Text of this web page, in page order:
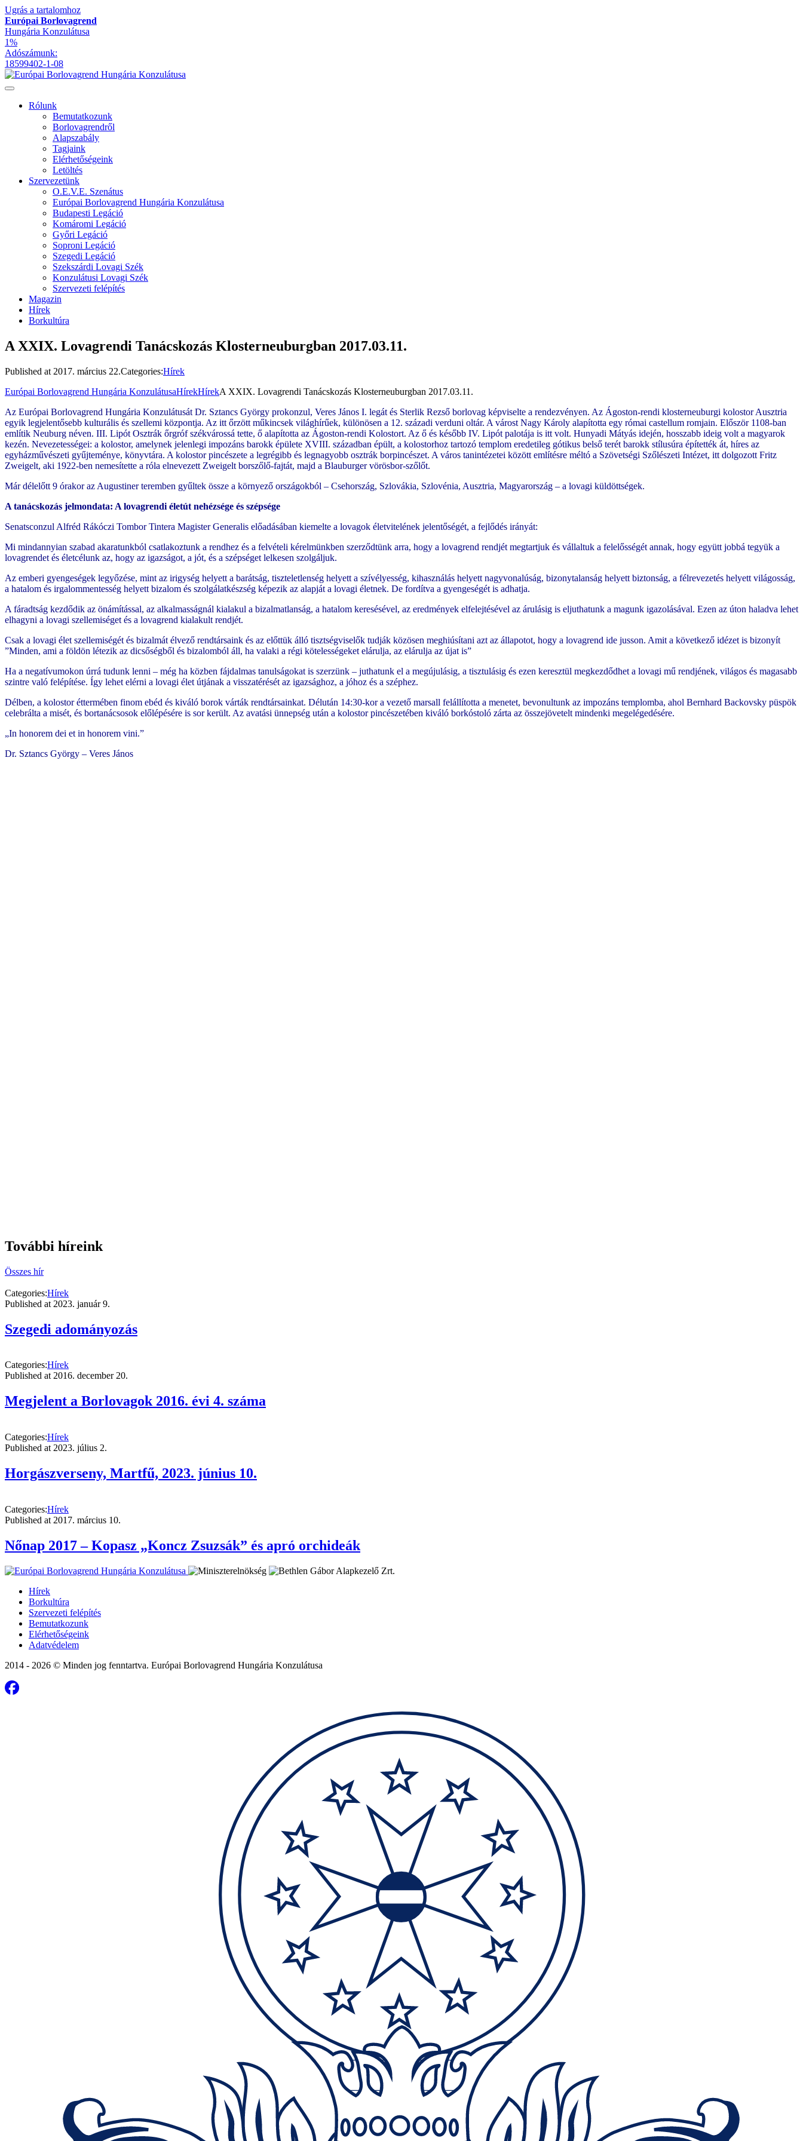
Ugrás a tartalomhoz
Európai Borlovagrend
Hungária Konzulátusa
1%
Adószámunk:
18599402-1-08
Rólunk
Bemutatkozunk
Borlovagrendről
Alapszabály
Tagjaink
Elérhetőségeink
Letöltés
Szervezetünk
O.E.V.E. Szenátus
Európai Borlovagrend Hungária Konzulátusa
Budapesti Legáció
Komáromi Legáció
Győri Legáció
Soproni Legáció
Szegedi Legáció
Szekszárdi Lovagi Szék
Konzulátusi Lovagi Szék
Szervezeti felépítés
Magazin
Hírek
Borkultúra
A XXIX. Lovagrendi Tanácskozás Klosterneuburgban 2017.03.11.
Published at 2017. március 22.Categories:Hírek
Európai Borlovagrend Hungária KonzulátusaHírekHírekA XXIX. Lovagrendi Tanácskozás Klosterneuburgban 2017.03.11.
Az Európai Borlovagrend Hungária Konzulátusát Dr. Sztancs György prokonzul, Veres János I. legát és Sterlik Rezső borlovag képviselte a rendezvényen. Az Ágoston-rendi klosterneuburgi kolostor Ausztria
egyik legjelentősebb kulturális és szellemi központja. Az itt őrzött műkincsek világhírűek, különösen a 12. századi verduni oltár. A várost Nagy Károly alapította egy római castellum romjain. Először 1108-ban
említik Neuburg néven. III. Lipót Osztrák őrgróf székvárossá tette, ő alapította az Ágoston-rendi Kolostort. Az ő és később IV. Lipót palotája is itt volt. Hunyadi Mátyás idején, hosszabb ideig volt a magyarok
kezén. Nevezetességei: a kolostor, amelynek jelenlegi impozáns barokk épülete XVIII. században épült, a kolostorhoz tartozó templom eredetileg gótikus belső terét barokk stílusúra építették át, híres az
egyházművészeti gyűjteménye, könyvtára. A kolostor pincészete a legrégibb és legnagyobb osztrák borpincészet. A város tanintézetei között említésre méltó a Szövetségi Szőlészeti Intézet, itt dolgozott Fritz
Zweigelt, aki 1922-ben nemesítette a róla elnevezett Zweigelt borszőlő-fajtát, majd a Blauburger vörösbor-szőlőt.
Már délelőtt 9 órakor az Augustiner teremben gyűltek össze a környező országokból – Csehország, Szlovákia, Szlovénia, Ausztria, Magyarország – a lovagi küldöttségek.
A tanácskozás jelmondata: A lovagrendi életút nehézsége és szépsége
Senatsconzul Alfréd Rákóczi Tombor Tintera Magister Generalis előadásában kiemelte a lovagok életvitelének jelentőségét, a fejlődés irányát:
Mi mindannyian szabad akaratunkból csatlakoztunk a rendhez és a felvételi kérelmünkben szerződtünk arra, hogy a lovagrend rendjét megtartjuk és vállaltuk a felelősségét annak, hogy együtt jobbá tegyük a
lovagrendet és életcélunk az, hogy az igazságot, a jót, és a szépséget lelkesen szolgáljuk.
Az emberi gyengeségek legyőzése, mint az irigység helyett a barátság, tiszteletlenség helyett a szívélyesség, kihasználás helyett nagyvonalúság, bizonytalanság helyett biztonság, a félrevezetés helyett világosság,
a hatalom és irgalommentesség helyett bizalom és szolgálatkészség képezik az alapját a lovagi életnek. De fordítva a gyengeségét is adhatja.
A fáradtság kezdődik az önámítással, az alkalmasságnál kialakul a bizalmatlanság, a hatalom keresésével, az eredmények elfelejtésével az árulásig is eljuthatunk a magunk igazolásával. Ezen az úton haladva lehet
elhagyni a lovagi szellemiséget és a lovagrend kialakult rendjét.
Csak a lovagi élet szellemiségét és bizalmát élvező rendtársaink és az előttük álló tisztségviselők tudják közösen meghiúsítani azt az állapotot, hogy a lovagrend ide jusson. Amit a következő idézet is bizonyít
”Minden, ami a földön létezik az dicsőségből és bizalomból áll, ha valaki a régi kötelességeket elárulja, az elárulja az újat is”
Ha a negatívumokon úrrá tudunk lenni – még ha közben fájdalmas tanulságokat is szerzünk – juthatunk el a megújulásig, a tisztulásig és ezen keresztül megkezdődhet a lovagi mű rendjének, világos és magasabb
szintre való felépítése. Így lehet elérni a lovagi élet útjának a visszatérését az igazsághoz, a jóhoz és a széphez.
Délben, a kolostor éttermében finom ebéd és kiváló borok várták rendtársainkat. Délután 14:30-kor a vezető marsall felállította a menetet, bevonultunk az impozáns templomba, ahol Bernhard Backovsky püspök
celebrálta a misét, és bortanácsosok előlépésére is sor került. Az avatási ünnepség után a kolostor pincészetében kiváló borkóstoló zárta az összejövetelt mindenki megelégedésére.
„In honorem dei et in honorem vini.”
Dr. Sztancs György – Veres János
További híreink
Összes hír
Categories:Hírek
Published at 2023. január 9.
Szegedi adományozás
Categories:Hírek
Published at 2016. december 20.
Megjelent a Borlovagok 2016. évi 4. száma
Categories:Hírek
Published at 2023. július 2.
Horgászverseny, Martfű, 2023. június 10.
Categories:Hírek
Published at 2017. március 10.
Nőnap 2017 – Kopasz „Koncz Zsuzsák” és apró orchideák
Hírek
Borkultúra
Szervezeti felépítés
Bemutatkozunk
Elérhetőségeink
Adatvédelem
2014 - 2026 © Minden jog fenntartva. Európai Borlovagrend Hungária Konzulátusa